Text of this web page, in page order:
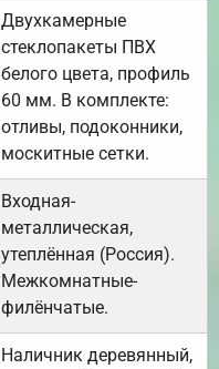
Двухкамерные
стеклопакеты ПВХ
белого цвета, профиль
60 мм. В комплекте:
отливы, подоконники,
москитные сетки.
Входная-
металлическая,
утеплённая (Россия).
Межкомнатные-
филёнчатые.
Наличник деревянный,